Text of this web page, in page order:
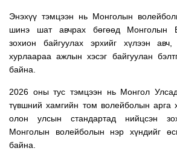
Энэхүү тэмцээн нь Монголын
шинэ шат авчрах бөгөөд Монголын
зохион байгуулах эрхийг хүлээн
хурлаараа ажлын хэсэг байгуулан
байна.
2026 оны тус тэмцээн нь Монгол
түвшний хамгийн том волейболын арга
олон улсын стандартад нийцсэн
Монголын волейболын нэр хүндийг
байна.